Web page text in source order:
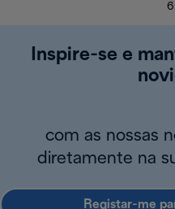
6
Inspire-se e
com as nossas
diretamente na
Registar-me